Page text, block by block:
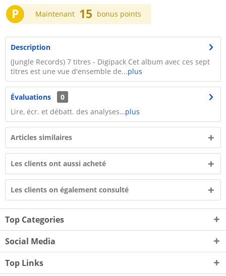
P Maintenant 15 bonus points
Description
(Jungle Records) 7 titres - Digipack Cet album avec ces sept
titres est une vue d'ensemble de...plus
Évaluations
0
Lire, écr. et débatt. des analyses…plus
Articles similaires
Les clients ont aussi acheté
Les clients on également consulté
Top Categories
Social Media
Top Links